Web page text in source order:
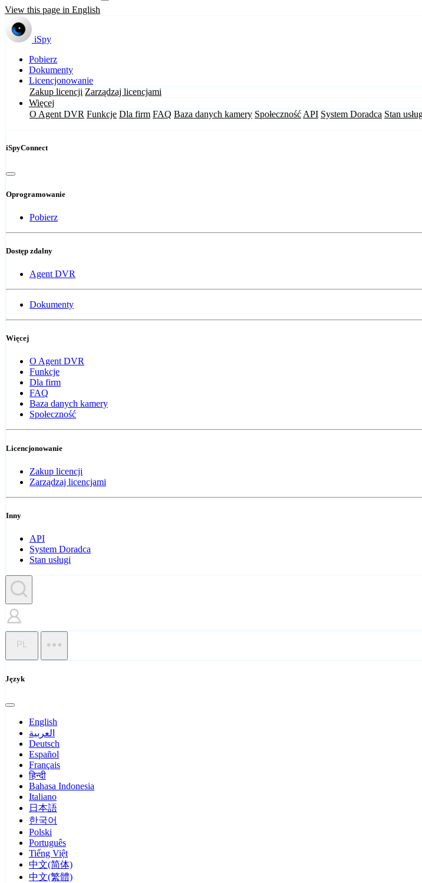
View this page in English
iSpy
Pobierz
Dokumenty
Licencjonowanie
Zakup licencji Zarządzaj licencjami
Więcej
O Agent DVR Funkcje Dla firm FAQ Baza danych kamery Społeczność API System Doradca Stan
iSpyConnect
Oprogramowanie
Pobierz
Dostęp zdalny
Agent DVR
Dokumenty
Więcej
O Agent DVR
Funkcje
Dla firm
FAQ
Baza danych kamery
Społeczność
Licencjonowanie
Zakup licencji
Zarządzaj licencjami
Inny
API
System Doradca
Stan usługi
PL
Język
English
العربية
Deutsch
Español
Français
हिन्दी
Bahasa Indonesia
Italiano
日本語
한국어
Polski
Português
Tiếng Việt
中文(简体)
中文(繁體)